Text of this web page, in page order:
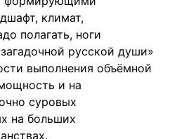
климат,
полагать, ноги
русской души»
выполнения объёмной
и на
суровых
на больших